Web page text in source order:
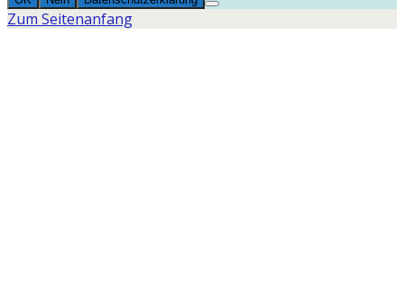
Zum Seitenanfang